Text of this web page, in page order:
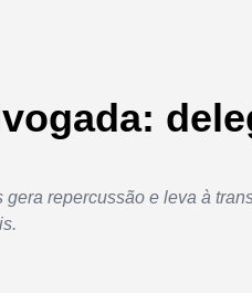
repercussão e leva à